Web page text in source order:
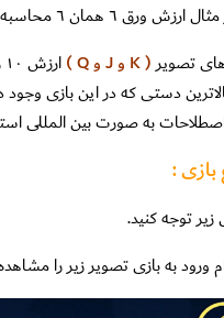
ورق ٦ همان ٦ محاسبه مى شود.
تصوير( K و J و Q )
دستى كه در اين بازى
به صورت بين المللى
:
زیر توجه کنید.
ورود به بازی تصویر زیر را